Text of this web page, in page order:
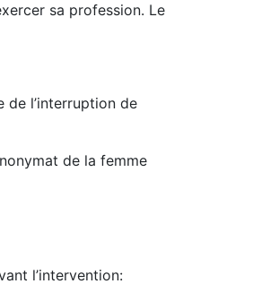
sa profession. Le
de l’interruption de
de la femme
l’intervention: